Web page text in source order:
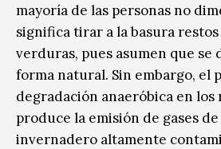
mayoría de las personas no
significa tirar a la basura
verduras, pues asumen que se
forma natural. Sin embargo, el
degradación anaeróbica en
produce la emisión de gases
invernadero altamente